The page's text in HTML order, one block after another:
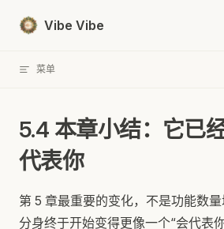
Skip to content
Vibe Vibe
菜单
5.4 本章小结：它已
代表你
第 5 章最重要的变化，不是功能数
分身终于开始变得更像一个“会代表